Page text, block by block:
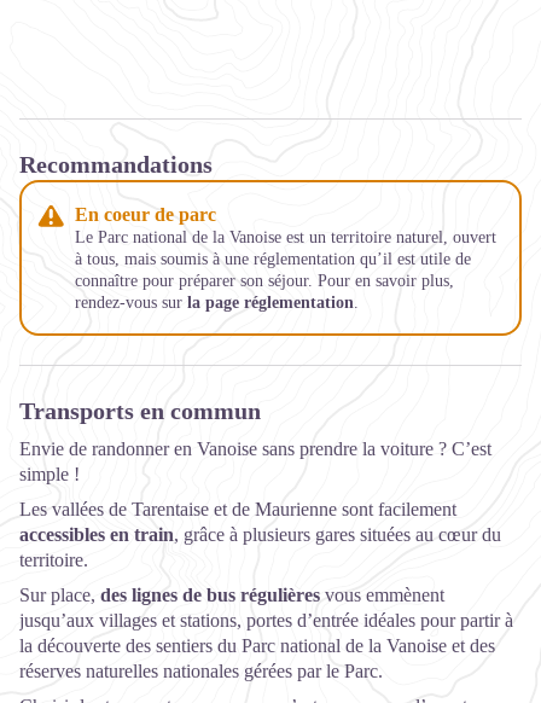
Recommandations
En coeur de parc
Le Parc national de la Vanoise est un territoire naturel, ouvert
à tous, mais soumis à une réglementation qu’il est utile de
connaître pour préparer son séjour. Pour en savoir plus,
rendez-vous sur la page réglementation.
Transports en commun
Envie de randonner en Vanoise sans prendre la voiture ? C’est
simple !
Les vallées de Tarentaise et de Maurienne sont facilement
accessibles en train, grâce à plusieurs gares situées au cœur du
territoire.
Sur place, des lignes de bus régulières vous emmènent
jusqu’aux villages et stations, portes d’entrée idéales pour partir à
la découverte des sentiers du Parc national de la Vanoise et des
réserves naturelles nationales gérées par le Parc.